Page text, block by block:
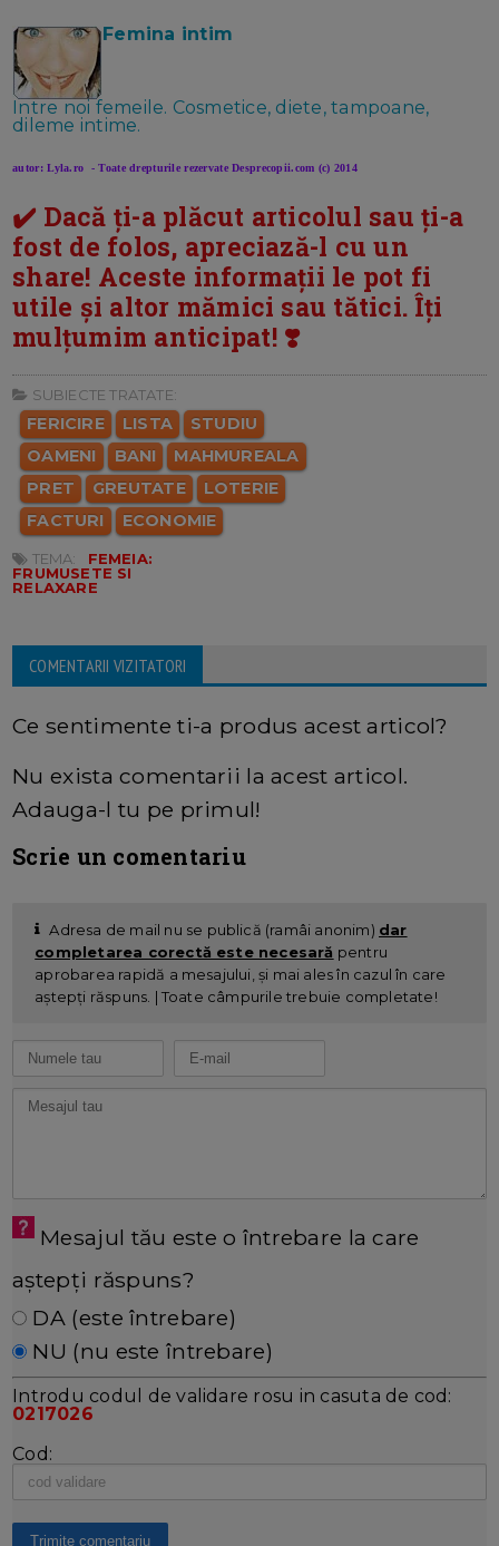
Femina intim
Intre noi femeile. Cosmetice, diete, tampoane,
dileme intime.
autor: Lyla.ro - Toate drepturile rezervate Desprecopii.com (c) 2014
✔️ Dacă ți-a plăcut articolul sau ți-a
fost de folos, apreciază-l cu un
share! Aceste informații le pot fi
utile și altor mămici sau tătici. Îți
mulțumim anticipat! ❣️
SUBIECTE TRATATE:
FERICIRE LISTA
STUDIU
OAMENI
BANI
MAHMUREALA
PRET
GREUTATE
LOTERIE
FACTURI
ECONOMIE
TEMA:
FEMEIA:
FRUMUSETE SI
RELAXARE
COMENTARII VIZITATORI
Ce sentimente ti-a produs acest articol?
Nu exista comentarii la acest articol.
Adauga-l tu pe primul!
Scrie un comentariu
Adresa de mail nu se publică (ramâi anonim) dar
completarea corectă este necesară pentru
aprobarea rapidă a mesajului, și mai ales în cazul în care
aștepți răspuns. | Toate câmpurile trebuie completate!
Mesajul tău este o întrebare la care
aștepți răspuns?
DA (este întrebare)
NU (nu este întrebare)
Introdu codul de validare rosu in casuta de cod:
0217026
Cod: